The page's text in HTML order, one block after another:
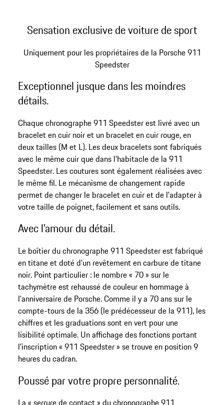
Sensation exclusive de voiture de sport
Uniquement pour les propriétaires de la Porsche 911
Speedster
Exceptionnel jusque dans les moindres
détails.
Chaque chronographe 911 Speedster est livré avec un
bracelet en cuir noir et un bracelet en cuir rouge, en
deux tailles (M et L). Les deux bracelets sont fabriqués
avec le même cuir que dans l'habitacle de la 911
Speedster. Les coutures sont également réalisées avec
le même fil. Le mécanisme de changement rapide
permet de changer le bracelet en cuir et de l'adapter à
votre taille de poignet, facilement et sans outils.
Avec l'amour du détail.
Le boîtier du chronographe 911 Speedster est fabriqué
en titane et doté d'un revêtement en carbure de titane
noir. Point particulier : le nombre « 70 » sur le
tachymètre est rehaussé de couleur en hommage à
l'anniversaire de Porsche. Comme il y a 70 ans sur le
compte-tours de la 356 (le prédécesseur de la 911), les
chiffres et les graduations sont en vert pour une
lisibilité optimale. Un affichage des fonctions portant
l'inscription « 911 Speedster » se trouve en position 9
heures du cadran.
Poussé par votre propre personnalité.
La « serrure de contact » du chronographe 911